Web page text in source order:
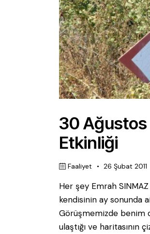
30
Etkinliği
Faaliyet 26 Şubat 2011
Her şey Emrah
kendisinin ay sonunda
Görüşmemizde benim
ulaştığı ve haritasının